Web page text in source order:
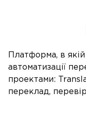
Платформа, в
автоматизації
проектами:
переклад,